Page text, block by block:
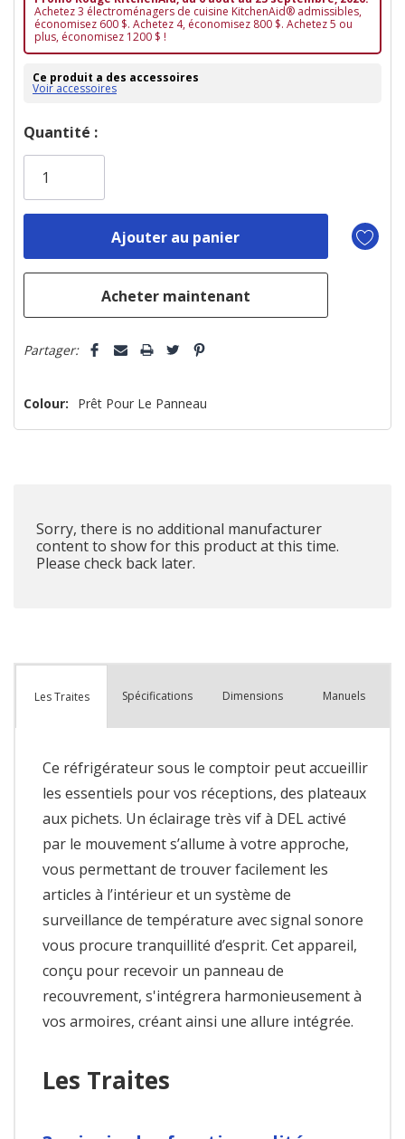
Achetez 3 électroménagers de cuisine KitchenAid® admissibles,
économisez 600 $. Achetez 4, économisez 800 $. Achetez 5 ou
plus, économisez 1200 $ !
Ce produit a des accessoires
Voir accessoires
Dépêchez-
vous!
plus
Quantité :
Partager:
Colour: Prêt Pour Le Panneau
Sorry, there is no additional manufacturer
content to show for this product at this time.
Please check back later.
Les Traites Spécifications Dimensions Manuels
Ce réfrigérateur sous le comptoir peut accueillir
les essentiels pour vos réceptions, des plateaux
aux pichets. Un éclairage très vif à DEL activé
par le mouvement s’allume à votre approche,
vous permettant de trouver facilement les
articles à l’intérieur et un système de
surveillance de température avec signal sonore
vous procure tranquillité d’esprit. Cet appareil,
conçu pour recevoir un panneau de
recouvrement, s'intégrera harmonieusement à
vos armoires, créant ainsi une allure intégrée.
Les Traites